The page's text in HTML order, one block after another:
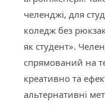
челенджі, для
коледж без
як студент».
спрямований на
креативно та
альтернативні